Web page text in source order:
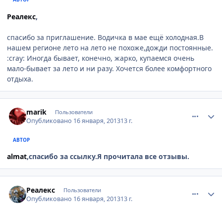
Реалекс,
спасибо за приглашение. Водичка в мае ещё холодная.В
нашем регионе лето на лето не похоже,дожди постоянные.
:cray: Иногда бывает, конечно, жарко, купаемся очень
мало-бывает за лето и ни разу. Хочется более комфортного
отдыха.
marik Пользователи
Опубликовано 16 января, 201313 г.
АВТОР
almat,спасибо за ссылку.Я прочитала все отзывы.
Реалекс Пользователи
Опубликовано 16 января, 201313 г.